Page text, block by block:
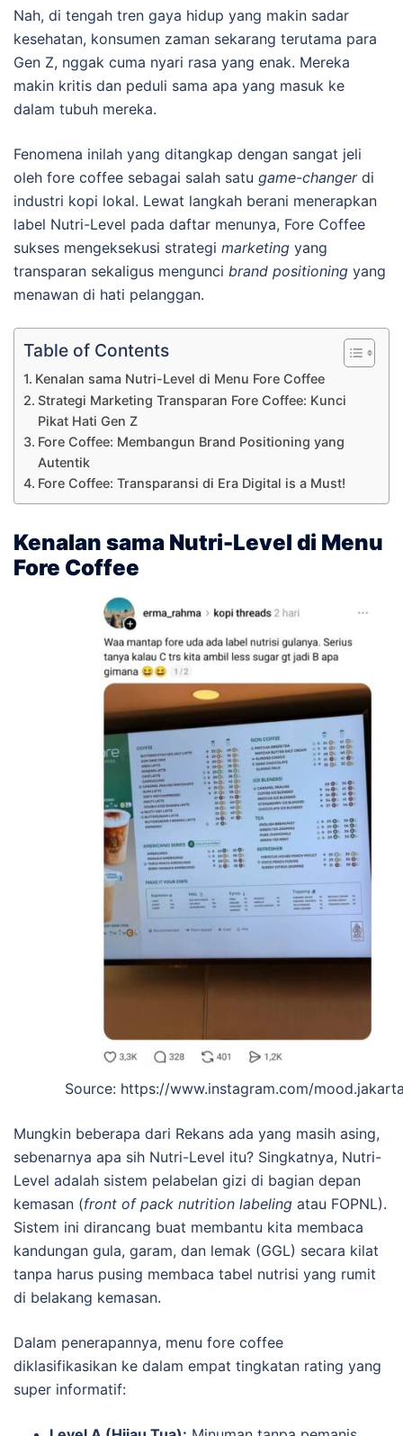
Nah, di tengah tren gaya hidup yang makin sadar
kesehatan, konsumen zaman sekarang terutama para
Gen Z, nggak cuma nyari rasa yang enak. Mereka
makin kritis dan peduli sama apa yang masuk ke
dalam tubuh mereka.
Fenomena inilah yang ditangkap dengan sangat jeli
oleh fore coffee sebagai salah satu game-changerdi
industri kopi lokal. Lewat langkah berani menerapkan
label Nutri-Level pada daftar menunya, Fore Coffee
sukses mengeksekusi strategi marketing yang
transparan sekaligus mengunci brand positioning yang
menawan di hati pelanggan.
Table of Contents
Kenalan sama Nutri-Level di Menu Fore Coffee
Strategi Marketing Transparan Fore Coffee: Kunci
Pikat Hati Gen Z
Fore Coffee: Membangun Brand Positioning yang
Autentik
Fore Coffee: Transparansi di Era Digital is a Must!
Kenalan sama Nutri-Level di Menu
Fore Coffee
Source: https://www.instagram.com/
Mungkin beberapa dari Rekans ada yang masih asing,
sebenarnya apa sih Nutri-Level itu? Singkatnya, Nutri-
Level adalah sistem pelabelan gizi di bagian depan
kemasan (front of pack nutrition labeling atau FOPNL).
Sistem ini dirancang buat membantu kita membaca
kandungan gula, garam, dan lemak (GGL) secara kilat
tanpa harus pusing membaca tabel nutrisi yang rumit
di belakang kemasan.
Dalam penerapannya, menu fore coffee
diklasifikasikan ke dalam empat tingkatan rating yang
super informatif: